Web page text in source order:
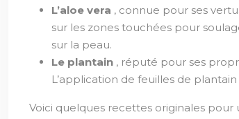
L’aloe vera , connue pour ses
sur les zones touchées pour
sur la peau.
Le plantain , réputé pour ses
L’application de feuilles de
Voici quelques recettes originales pour